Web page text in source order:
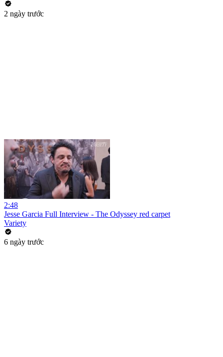
2 ngày trước
2:48
Jesse Garcia Full Interview - The Odyssey red carpet
Variety
6 ngày trước